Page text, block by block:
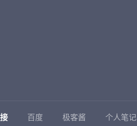
百度 极客酱 个人笔记